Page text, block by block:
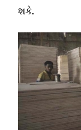
શકે.